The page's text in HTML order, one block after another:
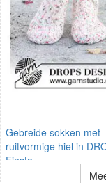
Gebreide sokken met
ruitvormige hiel in
Fiesta